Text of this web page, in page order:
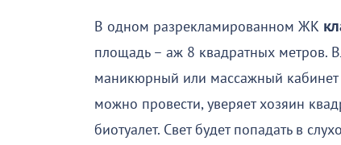
В одном разрекламированном ЖК
площадь – аж 8 квадратных метров.
маникюрный или массажный
можно провести, уверяет хозяин
биотуалет. Свет будет попадать в